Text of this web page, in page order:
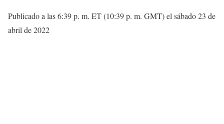
Publicado a las 6:39 p. m. ET (10:39 p. m. GMT) el sábado 23 de
abril de 2022